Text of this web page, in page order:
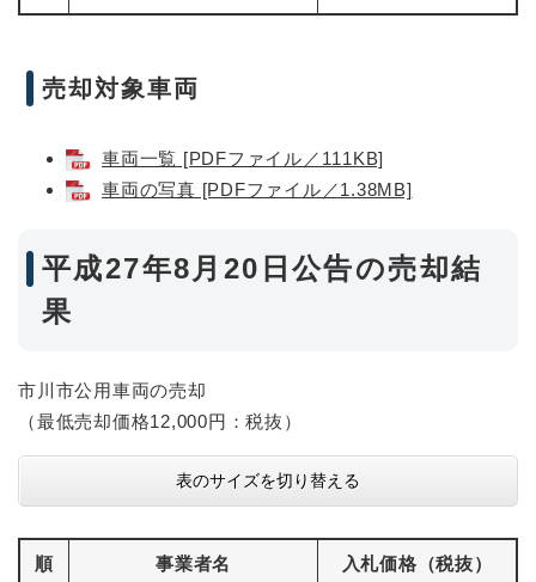
売却対象車両
車両一覧 [PDFファイル／111KB]
車両の写真 [PDFファイル／1.38MB]
平成27年8月20日公告の売却結
果
市川市公用車両の売却
（最低売却価格12,000円：税抜）
表のサイズを切り替える
順
事業者名 入札価格（税抜）